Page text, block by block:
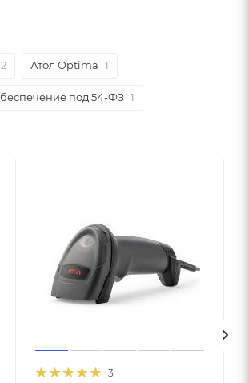
2 Атол Optima 1
под 54-ФЗ 1
3